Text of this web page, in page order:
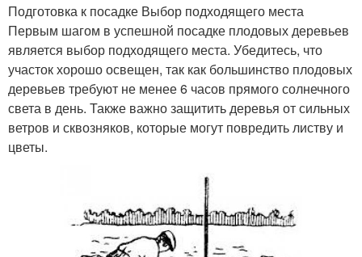
Подготовка к посадке Выбор подходящего места
Первым шагом в успешной посадке плодовых деревьев
является выбор подходящего места. Убедитесь, что
участок хорошо освещен, так как большинство плодовых
деревьев требуют не менее 6 часов прямого солнечного
света в день. Также важно защитить деревья от сильных
ветров и сквозняков, которые могут повредить листву и
цветы.